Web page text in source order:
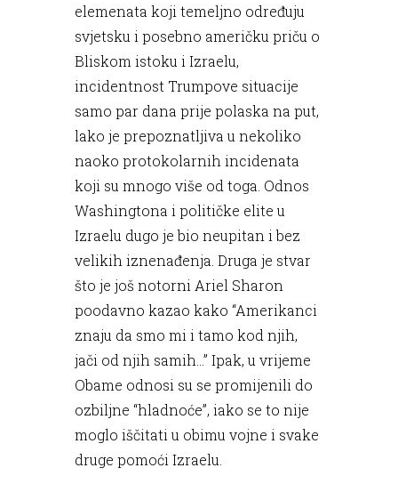
elemenata koji temeljno određuju
svjetsku i posebno američku priču o
Bliskom istoku i Izraelu,
incidentnost Trumpove situacije
samo par dana prije polaska na put,
lako je prepoznatljiva u nekoliko
naoko protokolarnih incidenata
koji su mnogo više od toga. Odnos
Washingtona i političke elite u
Izraelu dugo je bio neupitan i bez
velikih iznenađenja. Druga je stvar
što je još notorni Ariel Sharon
poodavno kazao kako “Amerikanci
znaju da smo mi i tamo kod njih,
jači od njih samih...” Ipak, u vrijeme
Obame odnosi su se promijenili do
ozbiljne “hladnoće”, iako se to nije
moglo iščitati u obimu vojne i svake
druge pomoći Izraelu.